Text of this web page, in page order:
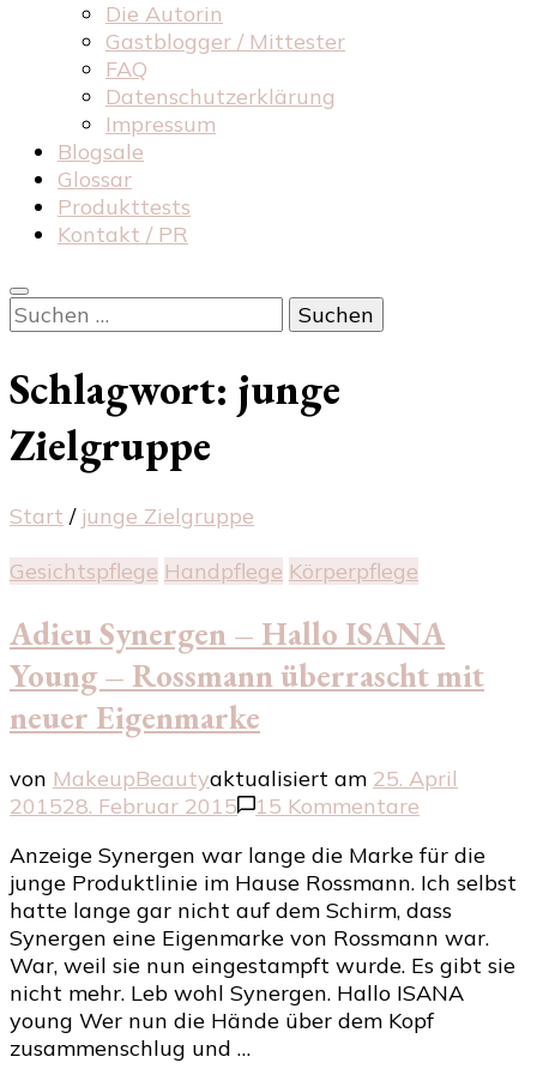
Die Autorin
Gastblogger / Mittester
FAQ
Datenschutzerklärung
Impressum
Blogsale
Glossar
Produkttests
Kontakt / PR
Suchen
nach:
Schlagwort: junge
Zielgruppe
Start / junge Zielgruppe
Gesichtspflege Handpflege Körperpflege
Adieu Synergen – Hallo ISANA
Young – Rossmann überrascht mit
neuer Eigenmarke
von MakeupBeautyaktualisiert am 25. April
201528. Februar 2015 15 Kommentare
Synergen
–
Hallo
ISANA
Young
–
Rossmann
Anzeige Synergen war lange die Marke für die
junge Produktlinie im Hause Rossmann. Ich selbst
hatte lange gar nicht auf dem Schirm, dass
Synergen eine Eigenmarke von Rossmann war.
War, weil sie nun eingestampft wurde. Es gibt sie
nicht mehr. Leb wohl Synergen. Hallo ISANA
young Wer nun die Hände über dem Kopf
zusammenschlug und …